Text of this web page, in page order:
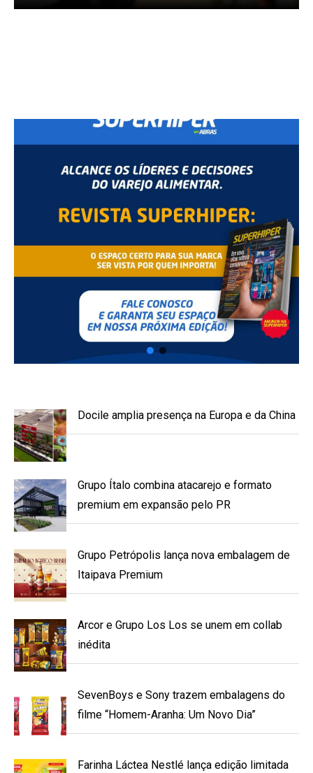
Docile amplia presença na Europa e da China
Grupo Ítalo combina atacarejo e formato
premium em expansão pelo PR
Grupo Petrópolis lança nova embalagem de
Itaipava Premium
Arcor e Grupo Los Los se unem em collab
inédita
SevenBoys e Sony trazem embalagens do
filme “Homem-Aranha: Um Novo Dia”
Farinha Láctea Nestlé lança edição limitada